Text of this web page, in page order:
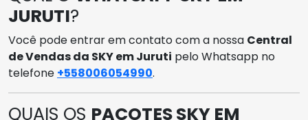
JURUTI?
Você pode entrar em contato com a nossa Central
de Vendas da SKY em Juruti pelo Whatsapp no
telefone +558006054990.
QUAIS OS PACOTES SKY EM